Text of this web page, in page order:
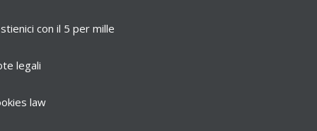
con il 5 per mille
legali
law